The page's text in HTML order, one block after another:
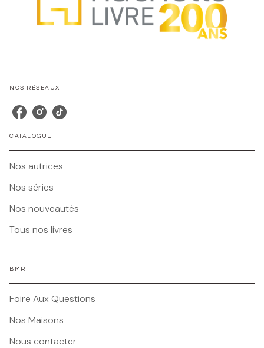
NOS RÉSEAUX
CATALOGUE
Nos autrices
Nos séries
Nos nouveautés
Tous nos livres
BMR
Foire Aux Questions
Nos Maisons
Nous contacter